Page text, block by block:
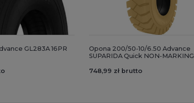
GL283A 16PR
Opona 200/50-10/6.50 Advance
SUPARIDA Quick NON-MARKING
748,99 zł brutto